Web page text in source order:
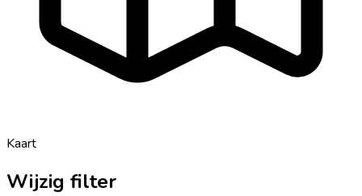
Kaart
Wijzig filter